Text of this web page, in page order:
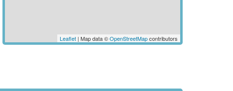
Leaflet | Map data ©OpenStreetMapcontributors